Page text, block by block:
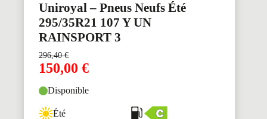
Uniroyal – Pneus Neufs Été
295/35R21 107 Y UN
RAINSPORT 3
296,40€
150,00 €
Disponible
Été